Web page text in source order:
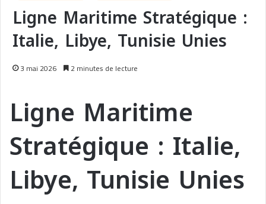
Ligne Maritime Stratégique :
Italie, Libye, Tunisie Unies
3 mai 2026 2 minutes de lecture
Ligne Maritime
Stratégique : Italie,
Libye, Tunisie Unies